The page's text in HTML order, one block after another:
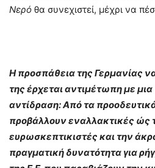
Νερό θα συνεχιστεί, μέχρι να
Η προσπάθεια της Γερμανίας
της έρχεται αντιμέτωπη με
αντίδραση: Από τα
προβάλλουν εναλλακτικές ώς
ευρωσκεπτικιστές και την
πραγματική δυνατότητα για